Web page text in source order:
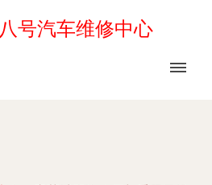
号汽车维修中心